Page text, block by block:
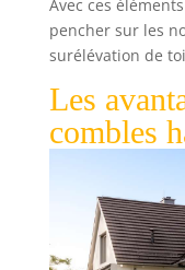
Avec ces
pencher sur les
surélévation de
Les
combles